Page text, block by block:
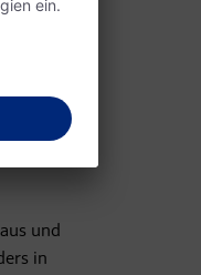
und
in